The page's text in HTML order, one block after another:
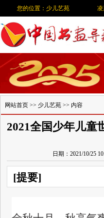
您的位置：少儿艺苑 凌
网站首页 >> 少儿艺苑 >> 内容
2021全国少年儿童
日期：2021/10/25
[提要]